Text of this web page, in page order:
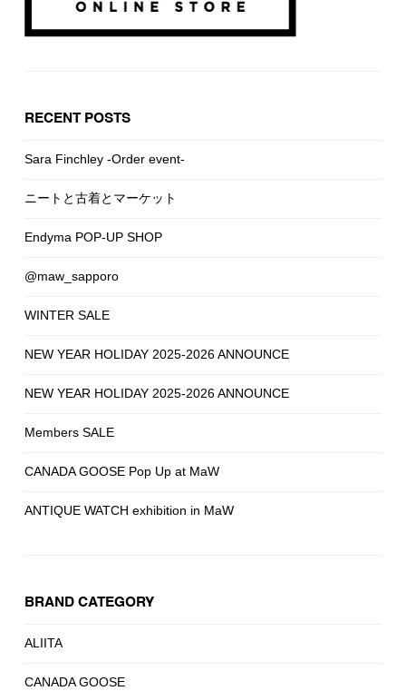
RECENT POSTS
Sara Finchley -Order event-
ニートと古着とマーケット
Endyma POP-UP SHOP
@maw_sapporo
WINTER SALE
NEW YEAR HOLIDAY 2025-2026 ANNOUNCE
NEW YEAR HOLIDAY 2025-2026 ANNOUNCE
Members SALE
CANADA GOOSE Pop Up at MaW
ANTIQUE WATCH exhibition in MaW
BRAND CATEGORY
ALIITA
CANADA GOOSE